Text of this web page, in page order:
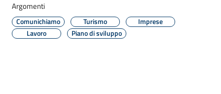
C
e
r
Argomenti
Comunichiamo Turismo
Imprese
Lavoro
Piano di sviluppo